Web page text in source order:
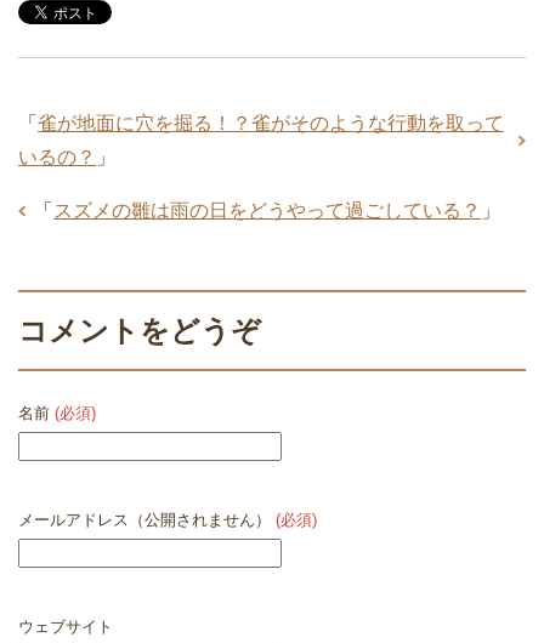
「 雀が地面に穴を掘る！？雀がそのような行動を取って
いるの？ 」
「 スズメの雛は雨の日をどうやって過ごしている？ 」
コメントをどうぞ
名前 (必須)
メールアドレス（公開されません） (必須)
ウェブサイト